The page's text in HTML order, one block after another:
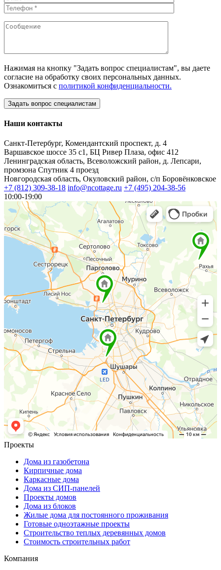
Нажимая на кнопку "Задать вопрос специалистам", вы даете
согласие на обработку своих персональных данных.
Ознакомиться с политикой конфиденциальности.
Наши контакты
Санкт-Петербург, Комендантский проспект, д. 4
Варшавское шоссе 35 с1, БЦ Ривер Плаза, офис 412
Ленинградская область, Всеволожский район, д. Лепсари,
промзона Спутник 4 проезд
Новгородская область, Окуловский район, с/п Боровёнковское
+7 (812) 309-38-18 info@ncottage.ru +7 (495) 204-38-56
10:00-19:00
Проекты
Дома из газобетона
Кирпичные дома
Каркасные дома
Дома из СИП-панелей
Проекты домов
Дома из блоков
Жилые дома для постоянного проживания
Готовые одноэтажные проекты
Строительство теплых деревянных домов
Стоимость строительных работ
Компания